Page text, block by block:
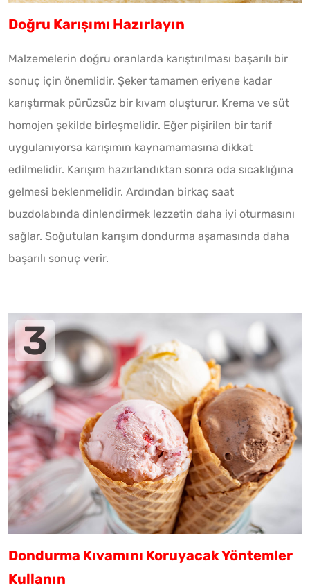
Doğru Karışımı Hazırlayın
Malzemelerin doğru oranlarda karıştırılması başarılı bir
sonuç için önemlidir. Şeker tamamen eriyene kadar
karıştırmak pürüzsüz bir kıvam oluşturur. Krema ve süt
homojen şekilde birleşmelidir. Eğer pişirilen bir tarif
uygulanıyorsa karışımın kaynamamasına dikkat
edilmelidir. Karışım hazırlandıktan sonra oda sıcaklığına
gelmesi beklenmelidir. Ardından birkaç saat
buzdolabında dinlendirmek lezzetin daha iyi oturmasını
sağlar. Soğutulan karışım dondurma aşamasında daha
başarılı sonuç verir.
Dondurma Kıvamını Koruyacak Yöntemler
Kullanın